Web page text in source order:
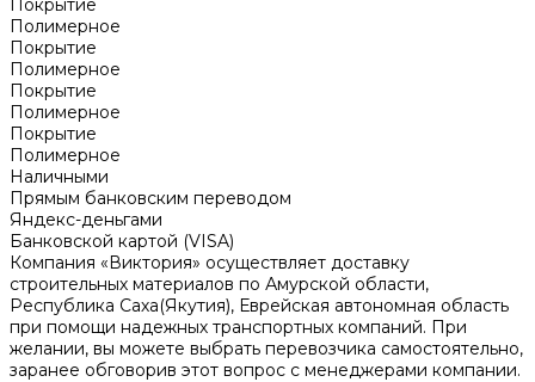
Полимерное
Покрытие
Полимерное
Покрытие
Полимерное
Покрытие
Полимерное
Наличными
Прямым банковским переводом
Яндекс-деньгами
Банковской картой (VISA)
Компания «Виктория» осуществляет доставку
строительных материалов по Амурской области,
Республика Саха(Якутия), Еврейская автономная область
при помощи надежных транспортных компаний. При
желании, вы можете выбрать перевозчика самостоятельно,
заранее обговорив этот вопрос с менеджерами компании.